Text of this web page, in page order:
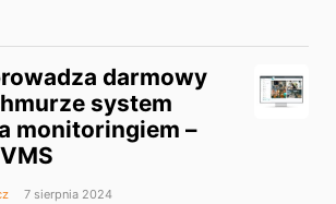
darmowy
system
monitoringiem –
7 sierpnia 2024